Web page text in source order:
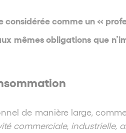
comme un «
mêmes obligations que
de manière large,
commerciale, industrielle,